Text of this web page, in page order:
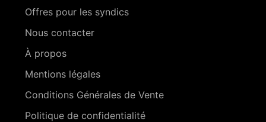
Offres pour les syndics
Nous contacter
À propos
Mentions légales
Conditions Générales de Vente
Politique de confidentialité